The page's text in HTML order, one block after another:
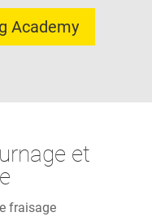
Academy
et
fraisage